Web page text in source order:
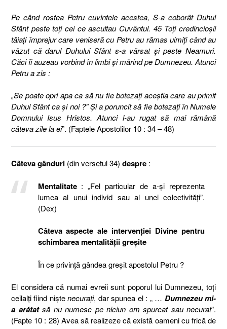
Pe când rostea Petru cuvintele acestea, S-a coborât Duhul
Sfânt peste toţi cei ce ascultau Cuvântul. 45 Toţi credincioşii
tăiaţi împrejur care veniseră cu Petru au rămas uimiţi când au
văzut că darul Duhului Sfânt s-a vărsat şi peste Neamuri.
Căci îi auzeau vorbind în limbi şi mărind pe Dumnezeu. Atunci
Petru a zis :
„Se poate opri apa ca să nu fie botezaţi aceştia care au primit
Duhul Sfânt ca şi noi ?” Şi a poruncit să fie botezaţi în Numele
Domnului Isus Hristos. Atunci l-au rugat să mai rămână
câteva zile la ei”. (Faptele Apostolilor 10 : 34 – 48)
Câteva gânduri (din versetul 34) despre :
Mentalitate: „Fel particular de a-și reprezenta
lumea al unui individ sau al unei colectivități”.
(Dex)
Câteva aspecte ale intervenţiei Divine pentru
schimbarea mentalităţii greşite
În ce privinţă gândea greşit apostolul Petru ?
El considera că numai evreii sunt poporul lui Dumnezeu, toţi
ceilalţi fiind niştenecuraţi, dar spunea el : „ … Dumnezeu mi-
a arătatsă nu numesc pe niciun om spurcat sau necurat”.
(Fapte 10 : 28) Avea să realizeze că există oameni cu frică de